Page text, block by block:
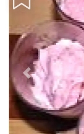
Précédent